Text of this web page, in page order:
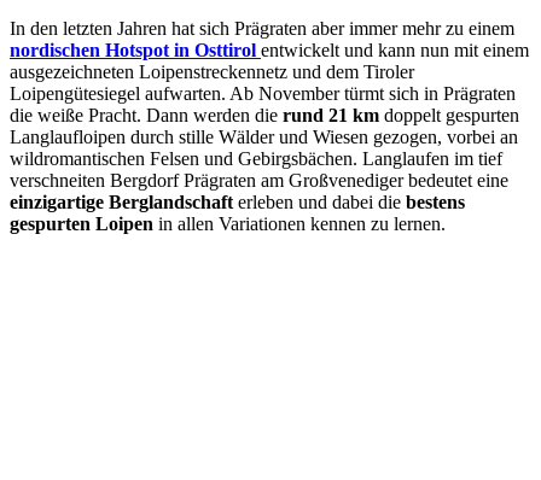
In den letzten Jahren hat sich Prägraten aber immer mehr zu einem
nordischen Hotspot in Osttirol entwickelt und kann nun mit einem
ausgezeichneten Loipenstreckennetz und dem Tiroler
Loipengütesiegel aufwarten. Ab November türmt sich in Prägraten
die weiße Pracht. Dann werden die rund 21 km doppelt gespurten
Langlaufloipen durch stille Wälder und Wiesen gezogen, vorbei an
wildromantischen Felsen und Gebirgsbächen. Langlaufen im tief
verschneiten Bergdorf Prägraten am Großvenediger bedeutet eine
einzigartige Berglandschafterleben und dabei die bestens
gespurten Loipen in allen Variationen kennen zu lernen.